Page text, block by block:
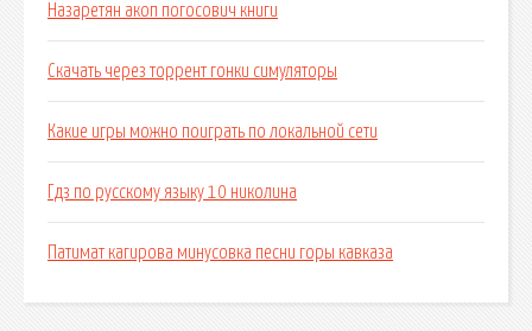
Назаретян акоп погосович книги
Скачать через торрент гонки симуляторы
Какие игры можно поиграть по локальной сети
Гдз по русскому языку 10 николина
Патимат кагирова минусовка песни горы кавказа